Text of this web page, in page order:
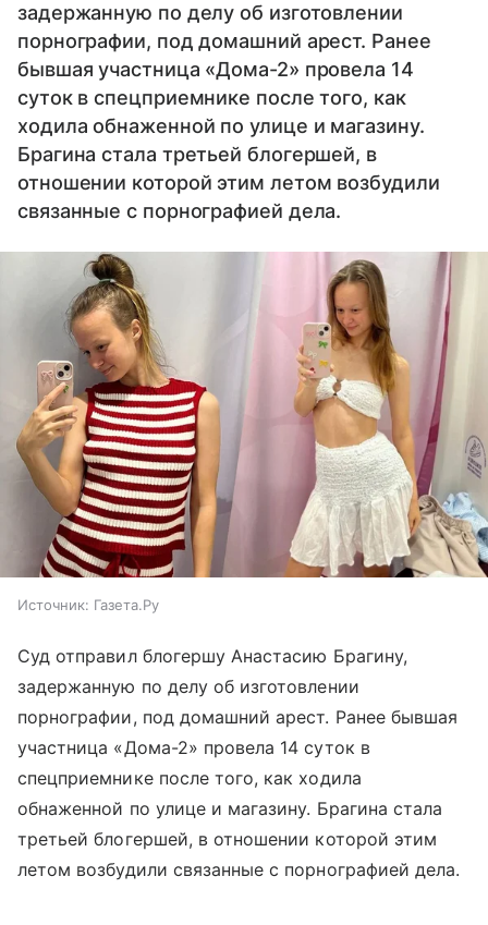
задержанную по делу об изготовлении
порнографии, под домашний арест. Ранее
бывшая участница «Дома-2» провела 14
суток в спецприемнике после того, как
ходила обнаженной по улице и магазину.
Брагина стала третьей блогершей, в
отношении которой этим летом возбудили
связанные с порнографией дела.
Источник: Газета.Ру
Суд отправил блогершу Анастасию Брагину,
задержанную по делу об изготовлении
порнографии, под домашний арест. Ранее бывшая
участница «Дома-2» провела 14 суток в
спецприемнике после того, как ходила
обнаженной по улице и магазину. Брагина стала
третьей блогершей, в отношении которой этим
летом возбудили связанные с порнографией дела.